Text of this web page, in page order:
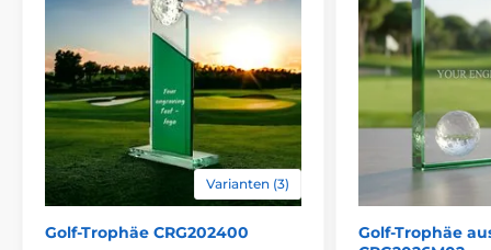
Varianten (3)
Golf-Trophäe CRG202400
Golf-Trophäe